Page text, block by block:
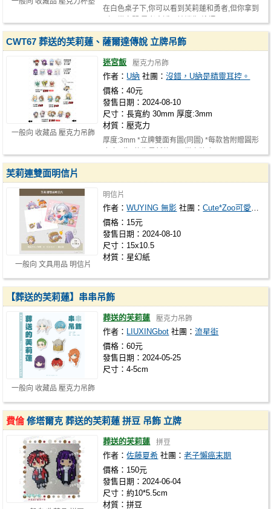
在白色桌子下,你可以看到芙莉蓮和勇者,但你拿到
一般向 收藏品 壓克力吊飾
CWT67 葬送的芙莉蓮、薩爾達傳說 立牌吊飾
迷宮飯 壓克力吊飾
作者： U納 社團：沒錯，U納是精靈耳控。
價格：40元
發售日期：2024-08-10
尺寸：長寬約 30mm 厚度:3mm
材質：壓克力
厚度:3mm *立牌雙面有圖(同圖) *每款皆附贈圓形
一般向 文具用品 明信片
芙莉連雙面明信片
明信片
作者：WUYING 無影 社團：Cute*Zoo可愛動物園
價格：15元
發售日期：2024-08-10
尺寸：15x10.5
材質：星幻紙
一般向 收藏品 壓克力吊飾
【葬送的芙莉蓮】串串吊飾
葬送的芙莉蓮 壓克力吊飾
作者： LIUXINGbot 社團：流星街
價格：60元
發售日期：2024-05-25
尺寸：4-5cm
費倫修塔爾克 葬送的芙莉蓮 拼豆 吊飾 立牌
葬送的芙莉蓮 拼豆
作者：佐藤夏希 社團：老子懶癌末期
價格：150元
發售日期：2024-06-04
尺寸：約10*5.5cm
材質：拼豆